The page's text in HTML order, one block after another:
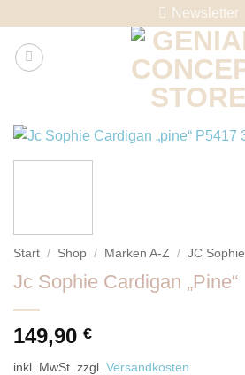
content
Newsletter
Start / Shop / Marken A-Z / JC Sophie
Jc Sophie Cardigan „Pine“
149,90 €
inkl. MwSt. zzgl. Versandkosten